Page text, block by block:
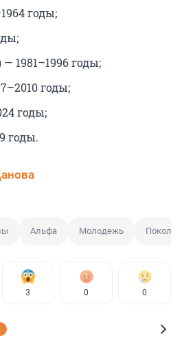
годы;
1981–1996 годы;
годы;
годы;
годы.
Альфа Молодежь
3 0 0